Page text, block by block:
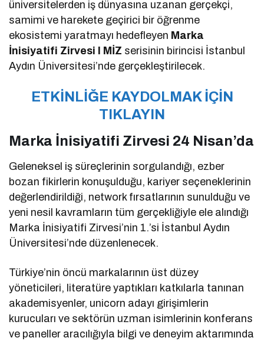
üniversitelerden iş dünyasına uzanan gerçekçi,
samimi ve harekete geçirici bir öğrenme
ekosistemi yaratmayı hedefleyen Marka
İnisiyatifi Zirvesi I MİZ serisinin birincisi İstanbul
Aydın Üniversitesi’nde gerçekleştirilecek.
ETKİNLİĞE KAYDOLMAK İÇİN
TIKLAYIN
Marka İnisiyatifi Zirvesi 24 Nisan’da
Geleneksel iş süreçlerinin sorgulandığı, ezber
bozan fikirlerin konuşulduğu, kariyer seçeneklerinin
değerlendirildiği, network fırsatlarının sunulduğu ve
yeni nesil kavramların tüm gerçekliğiyle ele alındığı
Marka İnisiyatifi Zirvesi’nin 1.’si İstanbul Aydın
Üniversitesi’nde düzenlenecek.
Türkiye’nin öncü markalarının üst düzey
yöneticileri, literatüre yaptıkları katkılarla tanınan
akademisyenler, unicorn adayı girişimlerin
kurucuları ve sektörün uzman isimlerinin konferans
ve paneller aracılığıyla bilgi ve deneyim aktarımında